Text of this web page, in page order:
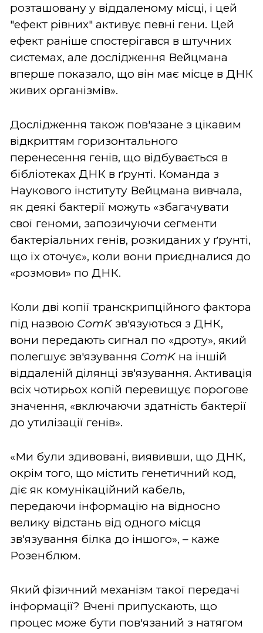
розташовану у віддаленому місці, і цей
"ефект рівних" активує певні гени. Цей
ефект раніше спостерігався в штучних
системах, але дослідження Вейцмана
вперше показало, що він має місце в ДНК
живих організмів».
Дослідження також пов'язане з цікавим
відкриттям горизонтального
перенесення генів, що відбувається в
бібліотеках ДНК в ґрунті. Команда з
Наукового інституту Вейцмана вивчала,
як деякі бактерії можуть «збагачувати
свої геноми, запозичуючи сегменти
бактеріальних генів, розкиданих у ґрунті,
що їх оточує», коли вони приєдналися до
«розмови» по ДНК.
Коли дві копії транскрипційного фактора
під назвою ComKзв'язуються з ДНК,
вони передають сигнал по «дроту», який
полегшує зв'язування ComKна іншій
віддаленій ділянці зв'язування. Активація
всіх чотирьох копій перевищує порогове
значення, «включаючи здатність бактерії
до утилізації генів».
«Ми були здивовані, виявивши, що ДНК,
окрім того, що містить генетичний код,
діє як комунікаційний кабель,
передаючи інформацію на відносно
велику відстань від одного місця
зв'язування білка до іншого», – каже
Розенблюм.
Який фізичний механізм такої передачі
інформації? Вчені припускають, що
процес може бути пов'язаний з натягом